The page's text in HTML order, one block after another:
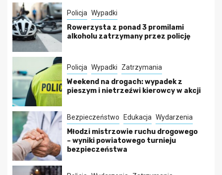
Policja Wypadki
Rowerzysta z ponad 3 promilami
alkoholu zatrzymany przez policję
Policja Wypadki Zatrzymania
Weekend na drogach: wypadek z
pieszym i nietrzeźwi kierowcy w akcji
Bezpieczeństwo Edukacja Wydarzenia
Młodzi mistrzowie ruchu drogowego
– wyniki powiatowego turnieju
bezpieczeństwa